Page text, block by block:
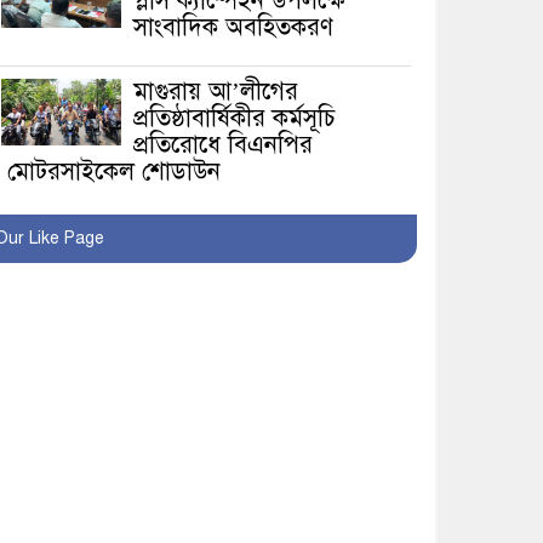
সাংবাদিক অবহিতকরণ
মাগুরায় আ’লীগের
প্রতিষ্ঠাবার্ষিকীর কর্মসূচি
প্রতিরোধে বিএনপির
মোটরসাইকেল শোডাউন
মাগুরার ডিসি
Like Page